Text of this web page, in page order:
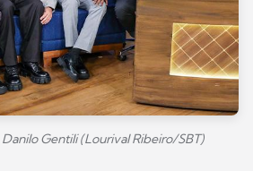
Gentili (Lourival Ribeiro/SBT)